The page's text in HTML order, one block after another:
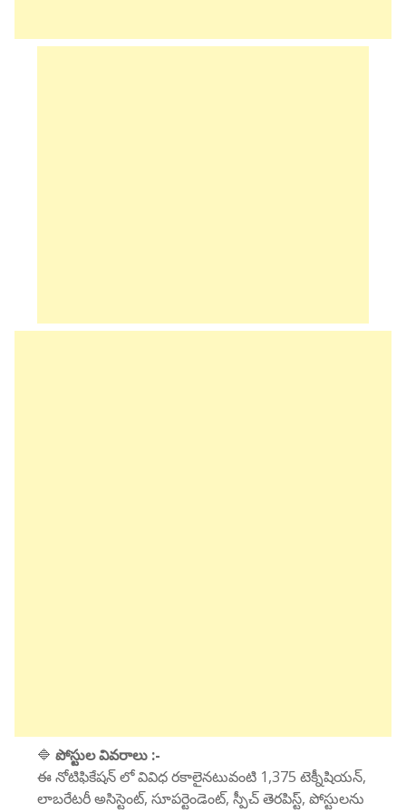
🔷 పోస్టుల వివరాలు :-
ఈ నోటిఫికేషన్ లో వివిధ రకాలైనటువంటి 1,375 టెక్నీషియన్,
లాబరేటరీ అసిస్టెంట్, సూపర్టెండెంట్, స్పీచ్ తెరపిస్ట్, పోస్టులను